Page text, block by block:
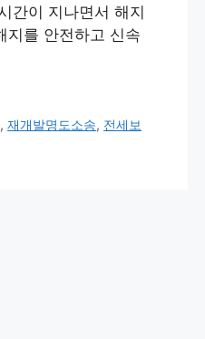
간이 지나면서 해지
지를 안전하고 신속
,재개발명도소송, 전세보